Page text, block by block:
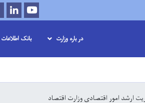
Youtube
در باره وزارت بانک اطلاعات
ارشد امور اقتصادی وزارت اقتصاد